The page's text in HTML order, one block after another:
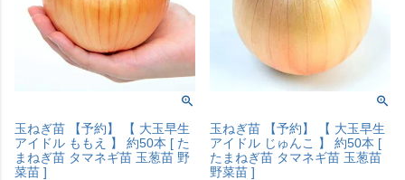
玉ねぎ苗 【予約】 【 大玉早生
アイドル ももえ 】 約50本 [ た
まねぎ苗 タマネギ苗 玉葱苗 野
菜苗 ]
玉ねぎ苗 【予約】 【 大玉早生
アイドル じゅんこ 】 約50本 [
たまねぎ苗 タマネギ苗 玉葱苗
野菜苗 ]